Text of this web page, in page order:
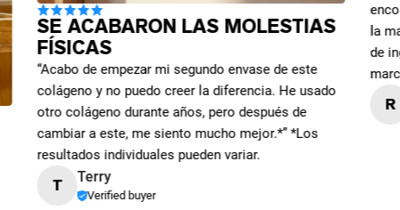
SE ACABARON LAS MOLESTIAS
FÍSICAS
“Acabo de empezar mi segundo envase de este
colágeno y no puedo creer la diferencia. He usado
otro colágeno durante años, pero después de
cambiar a este, me siento mucho mejor.*” *Los
resultados individuales pueden variar.
T Terry
Verified buyer
la
de
R